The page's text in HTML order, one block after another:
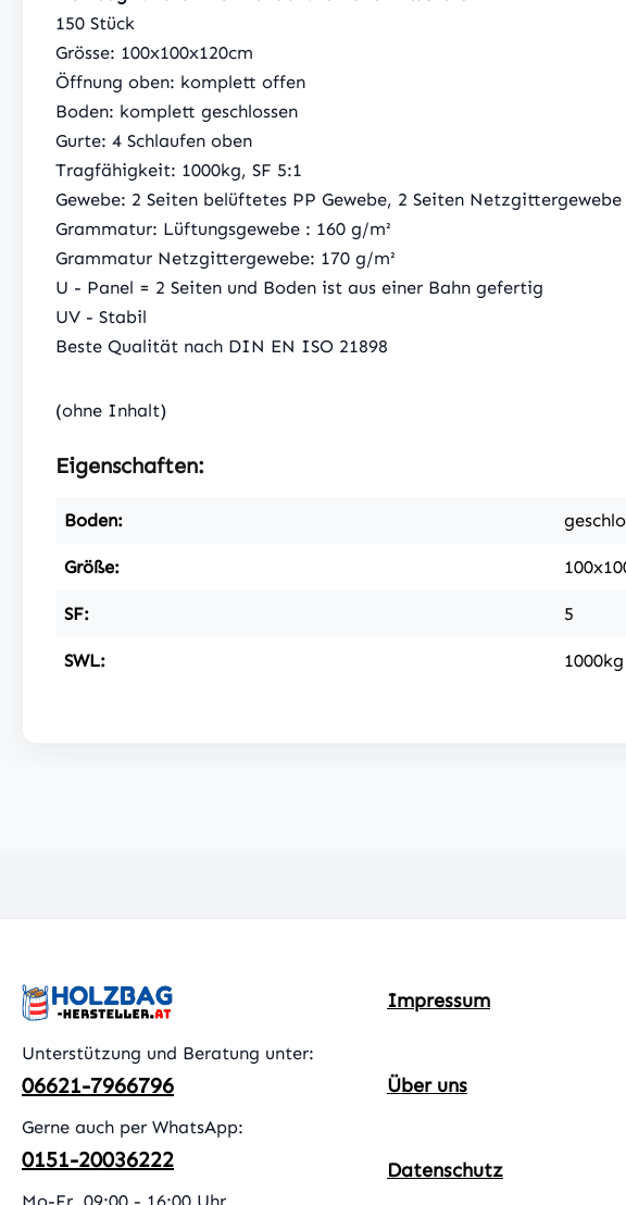
150 Stück
Grösse: 100x100x120cm
Öffnung oben: komplett offen
Boden: komplett geschlossen
Gurte: 4 Schlaufen oben
Tragfähigkeit: 1000kg, SF 5:1
Gewebe: 2 Seiten belüftetes PP Gewebe, 2 Seiten Netzgittergewebe
Grammatur: Lüftungsgewebe : 160 g/m²
Grammatur Netzgittergewebe: 170 g/m²
U - Panel = 2 Seiten und Boden ist aus einer Bahn gefertig
UV - Stabil
Beste Qualität nach DIN EN ISO 21898
(ohne Inhalt)
Eigenschaften:
Boden:
Größe:
SF: 5
SWL: 1000kg
Unterstützung und Beratung unter:
06621-7966796
Gerne auch per WhatsApp:
0151-20036222
Mo-Fr, 09:00 - 16:00 Uhr
Impressum
Über uns
Datenschutz